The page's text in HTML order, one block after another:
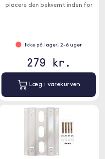
placere den bekvemt inden for
Ikke på lager, 2-6 uger
279 kr.
Læg i varekurven